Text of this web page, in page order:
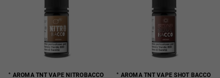
° AROMA TNT VAPE NITROBACCO ° AROMA TNT VAPE SHOT BACCO